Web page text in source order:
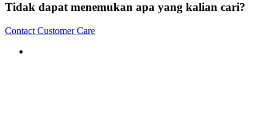
Tidak dapat menemukan apa yang kalian cari?
Contact Customer Care